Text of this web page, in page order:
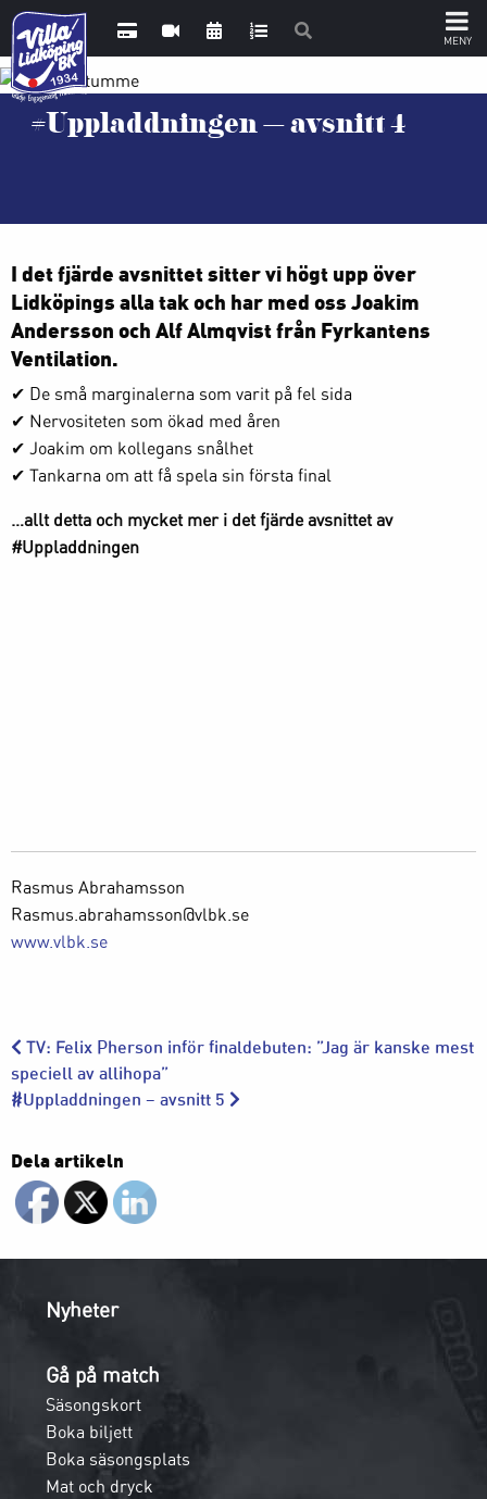
#Uppladdningen – avsnitt 4
I det fjärde avsnittet sitter vi högt upp över
Lidköpings alla tak och har med oss Joakim
Andersson och Alf Almqvist från Fyrkantens
Ventilation.
✔ De små marginalerna som varit på fel sida
✔ Nervositeten som ökad med åren
✔ Joakim om kollegans snålhet
✔ Tankarna om att få spela sin första final
…allt detta och mycket mer i det fjärde avsnittet av
#Uppladdningen
Rasmus Abrahamsson
Rasmus.abrahamsson@vlbk.se
www.vlbk.se
TV: Felix Pherson inför finaldebuten: ”Jag är kanske mest
speciell av allihopa”
#Uppladdningen – avsnitt 5
Dela artikeln
Nyheter
Gå på match
Säsongskort
Boka biljett
Boka säsongsplats
Mat och dryck